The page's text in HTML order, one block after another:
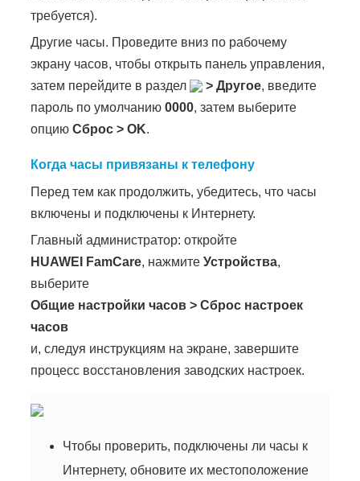
требуется).
Другие часы. Проведите вниз по рабочему
экрану часов, чтобы открыть панель управления,
затем перейдите в раздел
>Другое, введите
пароль по умолчанию0000, затем выберите
опциюСброс >OK.
Когда часы привязаны к телефону
Перед тем как продолжить, убедитесь, что часы
включены и подключены к Интернету.
Главный администратор: откройте
HUAWEI FamCare, нажмитеУстройства,
выберите
Общие настройки часов >Сброс настроек
часов
и, следуя инструкциям на экране, завершите
процесс восстановления заводских настроек.
Чтобы проверить, подключены ли часы к
Интернету, обновите их местоположение